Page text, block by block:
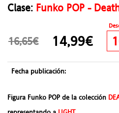
Clase: Funko POP -
16,65€ 14,99€
Fecha publicación:
Figura Funko POP de la colección